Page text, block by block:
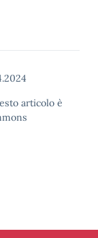
articolo è